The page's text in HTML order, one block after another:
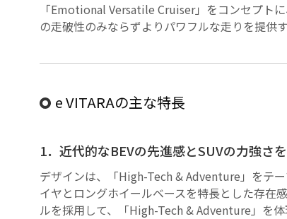
「Emotional Versatile Cruiser」をコンセプト
の走破性のみならずよりパワフルな走りを提供
e VITARAの主な特長
1．近代的なBEVの先進感とSUVの力強さ
デザインは、「High-Tech & Adventure」をテ
イヤとロングホイールベースを特長とした存在
ルを採用して、「High-Tech & Adventure」を体